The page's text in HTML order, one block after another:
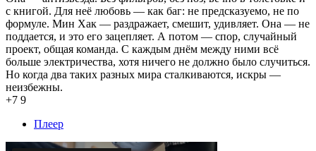
с книгой. Для неё любовь — как баг: не предсказуемо, не по
формуле. Мин Хак — раздражает, смешит, удивляет. Она — не
поддается, и это его зацепляет. А потом — спор, случайный
проект, общая команда. С каждым днём между ними всё
больше электричества, хотя ничего не должно было случиться.
Но когда два таких разных мира сталкиваются, искры —
неизбежны.
+7 9
Плеер